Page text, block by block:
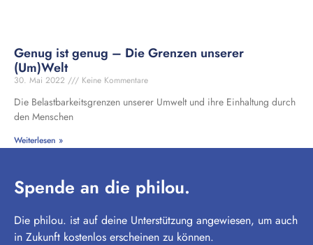
Genug ist genug – Die Grenzen unserer
(Um)Welt
30. Mai 2022 Keine Kommentare
Die Belastbarkeitsgrenzen unserer Umwelt und ihre Einhaltung durch
den Menschen
Weiterlesen »
Spende an die philou.
Die philou. ist auf deine Unterstützung angewiesen, um auch
in Zukunft kostenlos erscheinen zu können.